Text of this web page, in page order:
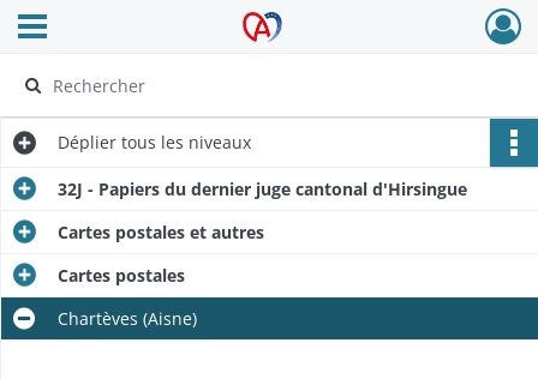
Archives Alsace - Colmar
Ouvrir le menu déroulant
Déplier tous les niveaux
32J - Papiers du dernier juge cantonal d'Hirsingue
Cartes postales et autres
Cartes postales
Chartèves (Aisne)